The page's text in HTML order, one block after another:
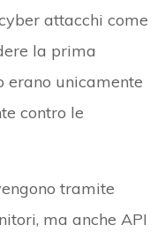
attacchi come
la prima
erano unicamente
contro le
tramite
ma anche API